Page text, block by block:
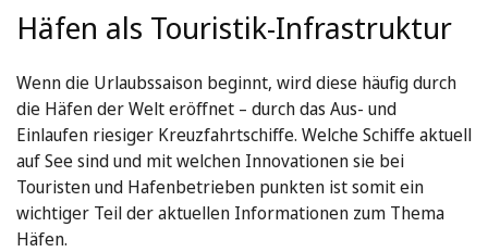
Häfen als Touristik-Infrastruktur
Wenn die Urlaubssaison beginnt, wird diese häufig durch
die Häfen der Welt eröffnet – durch das Aus- und
Einlaufen riesiger Kreuzfahrtschiffe. Welche Schiffe aktuell
auf See sind und mit welchen Innovationen sie bei
Touristen und Hafenbetrieben punkten ist somit ein
wichtiger Teil der aktuellen Informationen zum Thema
Häfen.